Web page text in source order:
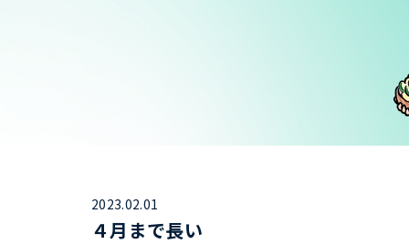
2023.02.01
４月まで長い